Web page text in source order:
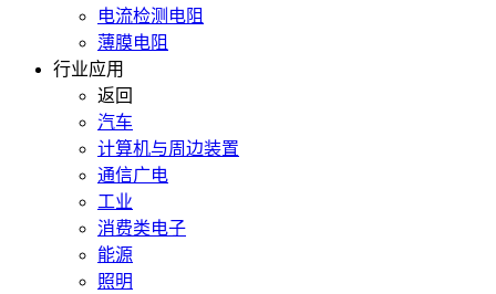
电流检测电阻
薄膜电阻
行业应用
返回
汽车
计算机与周边装置
通信广电
工业
消费类电子
能源
照明